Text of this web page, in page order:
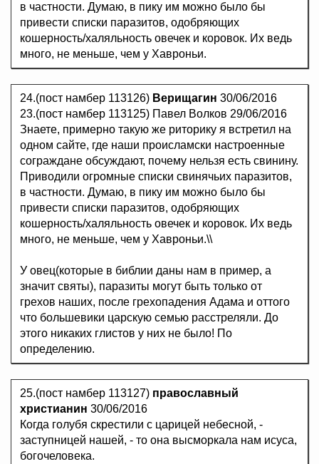
в частности. Думаю, в пику им можно было бы
привести списки паразитов, одобряющих
кошерность/халяльность овечек и коровок. Их ведь
много, не меньше, чем у Хавроньи.
24.(пост намбер 113126) Верищагин 30/06/2016
23.(пост намбер 113125) Павел Волков 29/06/2016
Знаете, примерно такую же риторику я встретил на
одном сайте, где наши происламски настроенные
сограждане обсуждают, почему нельзя есть свинину.
Приводили огромные списки свинячьих паразитов,
в частности. Думаю, в пику им можно было бы
привести списки паразитов, одобряющих
кошерность/халяльность овечек и коровок. Их ведь
много, не меньше, чем у Хавроньи.\\
У овец(которые в библии даны нам в пример, а
значит святы), паразиты могут быть только от
грехов наших, после грехопадения Адама и оттого
что большевики царскую семью расстреляли. До
этого никаких глистов у них не было! По
определению.
25.(пост намбер 113127) православный
христианин 30/06/2016
Когда голубя скрестили с царицей небесной, -
заступницей нашей, - то она высморкала нам исуса,
богочеловека.